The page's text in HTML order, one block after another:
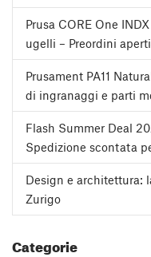
Prusa CORE One
ugelli – Preordini
Prusament PA11
di ingranaggi e parti
Flash Summer Deal
Spedizione scontata
Design e architettura:
Zurigo
Categorie